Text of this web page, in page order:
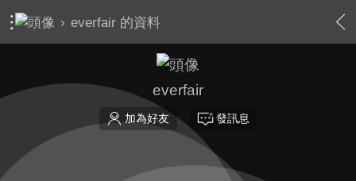
› everfair 的資料
everfair
加為好友 發訊息